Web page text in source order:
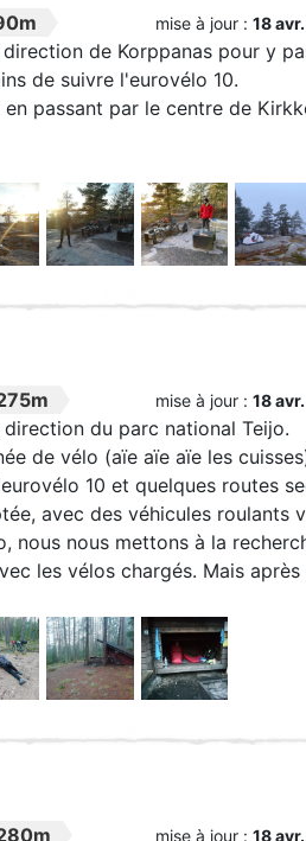
mise à jour : 18
de Korppanas pour y
de suivre l'eurovélo 10.
passant par le centre de
mise à jour : 18
du parc national Teijo.
de vélo (aïe aïe aïe les
10 et quelques routes
avec des véhicules
nous nous mettons à la
les vélos chargés. Mais
mise à jour : 18